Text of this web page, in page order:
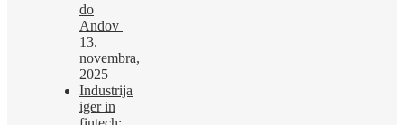
do
Andov
13.
novembra,
2025
Industrija
iger in